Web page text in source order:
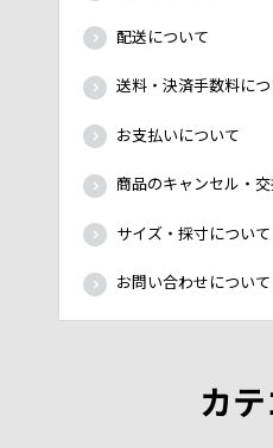
配送について
送料・決済手数料に
お支払いについて
商品のキャンセル・
サイズ・採寸について
お問い合わせについて
カ